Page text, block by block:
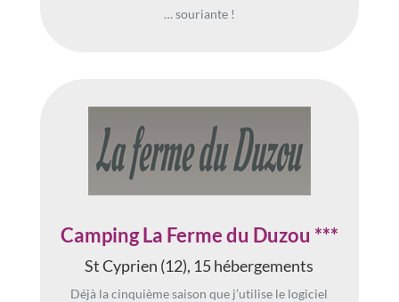
… souriante !
Camping La Ferme du Duzou ***
St Cyprien (12), 15 hébergements
Déjà la cinquième saison que j’utilise le logiciel